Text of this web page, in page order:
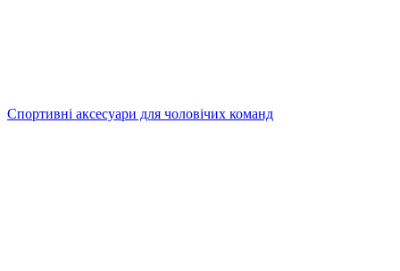
Спортивні аксесуари для чоловічих команд